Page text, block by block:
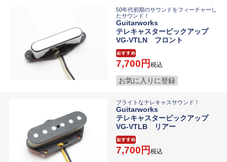
50年代初期のサウンドをフィーチャーし
たサウンド！
Guitarworks
テレキャスターピックアップ
VG-VTLN フロント
7,700 税込
お気に入りに登録
ブライトなテレキャスサウンド！
Guitarworks
テレキャスターピックアップ
VG-VTLB リアー
7,700 税込